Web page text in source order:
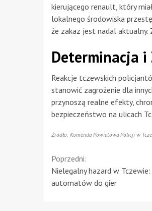
kierującego renault, który
lokalnego środowiska
że zakaz jest nadal
Determinacja
Reakcje tczewskich
stanowić zagrożenie dla
przynoszą realne efekty,
bezpieczeństwo na ulicach
Źródło: Komenda Powiatowa Policji w
Continue
Reading
Poprzedni:
Nielegalny hazard w
automatów do gier